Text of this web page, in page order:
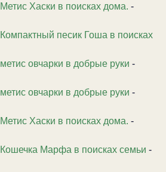
Метис Хаски в поисках дома. -
Компактный песик Гоша в поисках
метис овчарки в добрые руки -
метис овчарки в добрые руки -
Метис Хаски в поисках дома. -
Кошечка Марфа в поисках семьи -